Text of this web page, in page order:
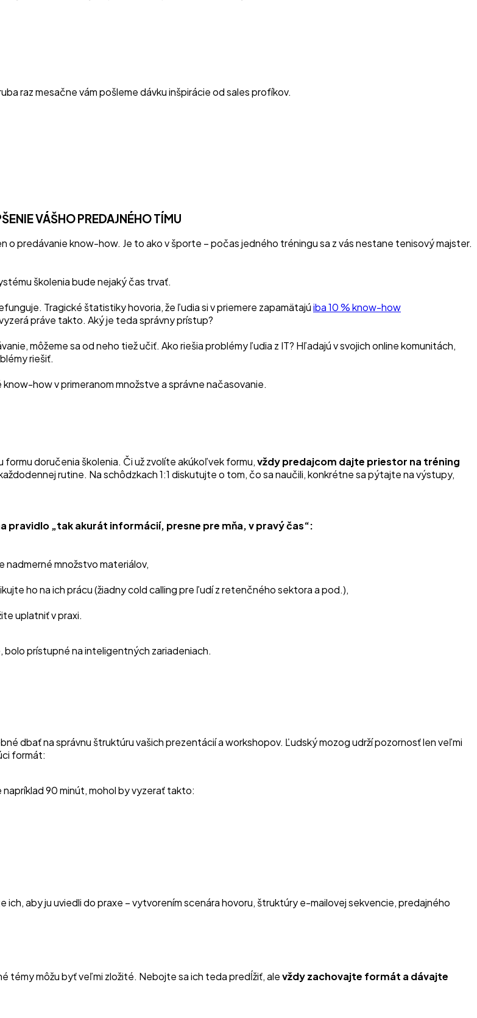
raz mesačne vám pošleme dávku inšpirácie od sales profíkov.
VÁŠHO PREDAJNÉHO TÍMU
o predávanie know-how. Je to ako v športe – počas jedného tréningu sa z vás nestane tenisový majster.
školenia bude nejaký čas trvať.
Tragické štatistiky hovoria, že ľudia si v priemere zapamätajúiba 10 % know-how
práve takto. Aký je teda správny prístup?
môžeme sa od neho tiež učiť. Ako riešia problémy ľudia z IT? Hľadajú v svojich online komunitách,
riešiť.
how v primeranom množstve a správne načasovanie.
doručenia školenia. Či už zvolíte akúkoľvek formu,vždy predajcom dajte priestor na tréning
rutine. Na schôdzkach 1:1 diskutujte o tom, čo sa naučili, konkrétne sa pýtajte na výstupy,
„tak akurát informácií, presne pre mňa, v pravý čas“:
nadmerné množstvo materiálov,
ho na ich prácu (žiadny cold calling pre ľudí z retenčného sektora a pod.),
uplatniť v praxi.
prístupné na inteligentných zariadeniach.
dbať na správnu štruktúru vašich prezentácií a workshopov. Ľudský mozog udrží pozornosť len veľmi
formát:
90 minút, mohol by vyzerať takto:
aby ju uviedli do praxe – vytvorením scenára hovoru, štruktúry e-mailovej sekvencie, predajného
môžu byť veľmi zložité. Nebojte sa ich teda predĺžiť, alevždy zachovajte formát a dávajte